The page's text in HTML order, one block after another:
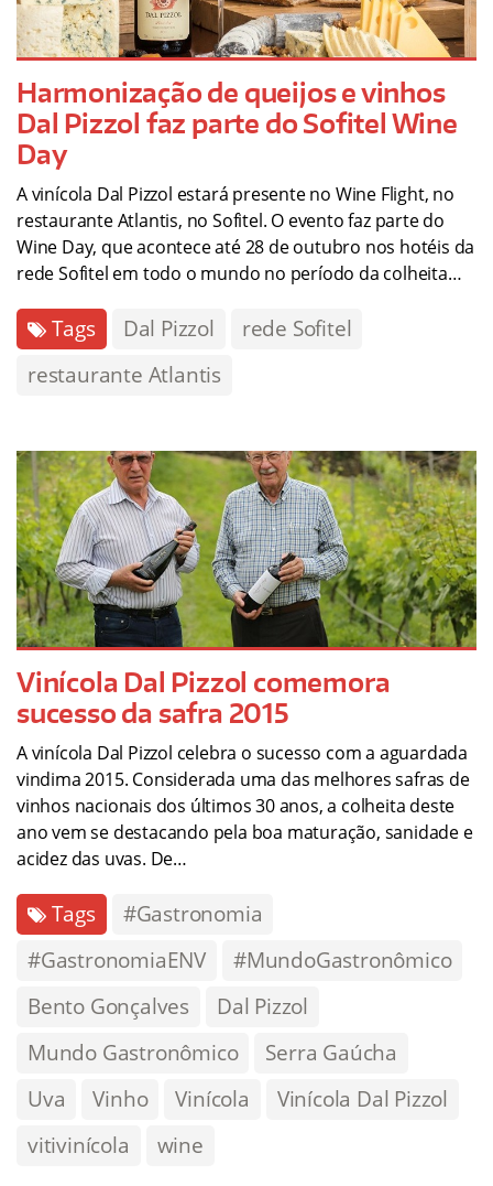
Harmonização de queijos e vinhos
Dal Pizzol faz parte do Sofitel Wine
Day
A vinícola Dal Pizzol estará presente no Wine Flight, no
restaurante Atlantis, no Sofitel. O evento faz parte do
Wine Day, que acontece até 28 de outubro nos hotéis da
rede Sofitel em todo o mundo no período da colheita…
Tags Dal Pizzol
rede Sofitel
restaurante Atlantis
Vinícola Dal Pizzol comemora
sucesso da safra 2015
A vinícola Dal Pizzol celebra o sucesso com a aguardada
vindima 2015. Considerada uma das melhores safras de
vinhos nacionais dos últimos 30 anos, a colheita deste
ano vem se destacando pela boa maturação, sanidade e
acidez das uvas. De…
Tags
#Gastronomia
#GastronomiaENV
#MundoGastronômico
Bento Gonçalves
Dal Pizzol
Mundo Gastronômico
Serra Gaúcha
Uva
Vinho Vinícola
Vinícola Dal Pizzol
vitivinícola
wine